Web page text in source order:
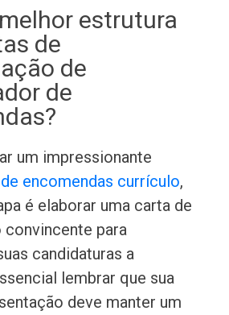
estrutura
de
de
de
um impressionante
encomendas currículo,
é elaborar uma carta de
convincente para
candidaturas a
lembrar que sua
deve manter um